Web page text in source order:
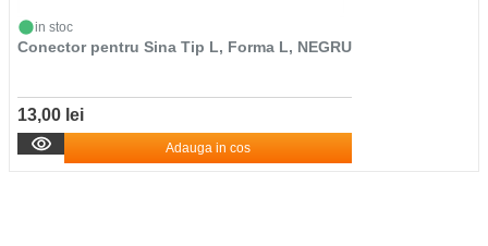
in stoc
Conector pentru Sina Tip L, Forma L, NEGRU
13,00 lei
Adauga in cos